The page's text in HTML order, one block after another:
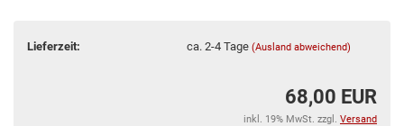
Lieferzeit: ca. 2-4 Tage (Ausland abweichend)
68,00 EUR
inkl. 19% MwSt. zzgl. Versand